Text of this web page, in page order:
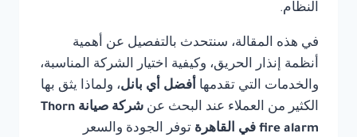
النظام.
في هذه المقالة، سنتحدث بالتفصيل عن أهمية
أنظمة إنذار الحريق، وكيفية اختيار الشركة المناسبة،
والخدمات التي تقدمها أفضل أي بانل، ولماذا يثق بها
الكثير من العملاء عند البحث عن
شركة صيانة Thorn
fire alarm في القاهرة
توفر الجودة والسعر